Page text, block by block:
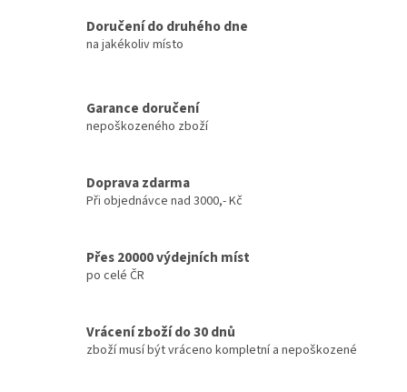
á
r
v
i
s
Doručení do druhého dne
na jakékoliv místo
Garance doručení
nepoškozeného zboží
Doprava zdarma
Při objednávce nad 3000,- Kč
Přes 20000 výdejních míst
po celé ČR
Vrácení zboží do 30 dnů
zboží musí být vráceno kompletní a nepoškozené